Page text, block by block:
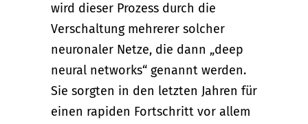
wird dieser Prozess durch die
Verschaltung mehrerer solcher
neuronaler Netze, die dann „deep
neural networks“ genannt werden.
Sie sorgten in den letzten Jahren für
einen rapiden Fortschritt vor allem